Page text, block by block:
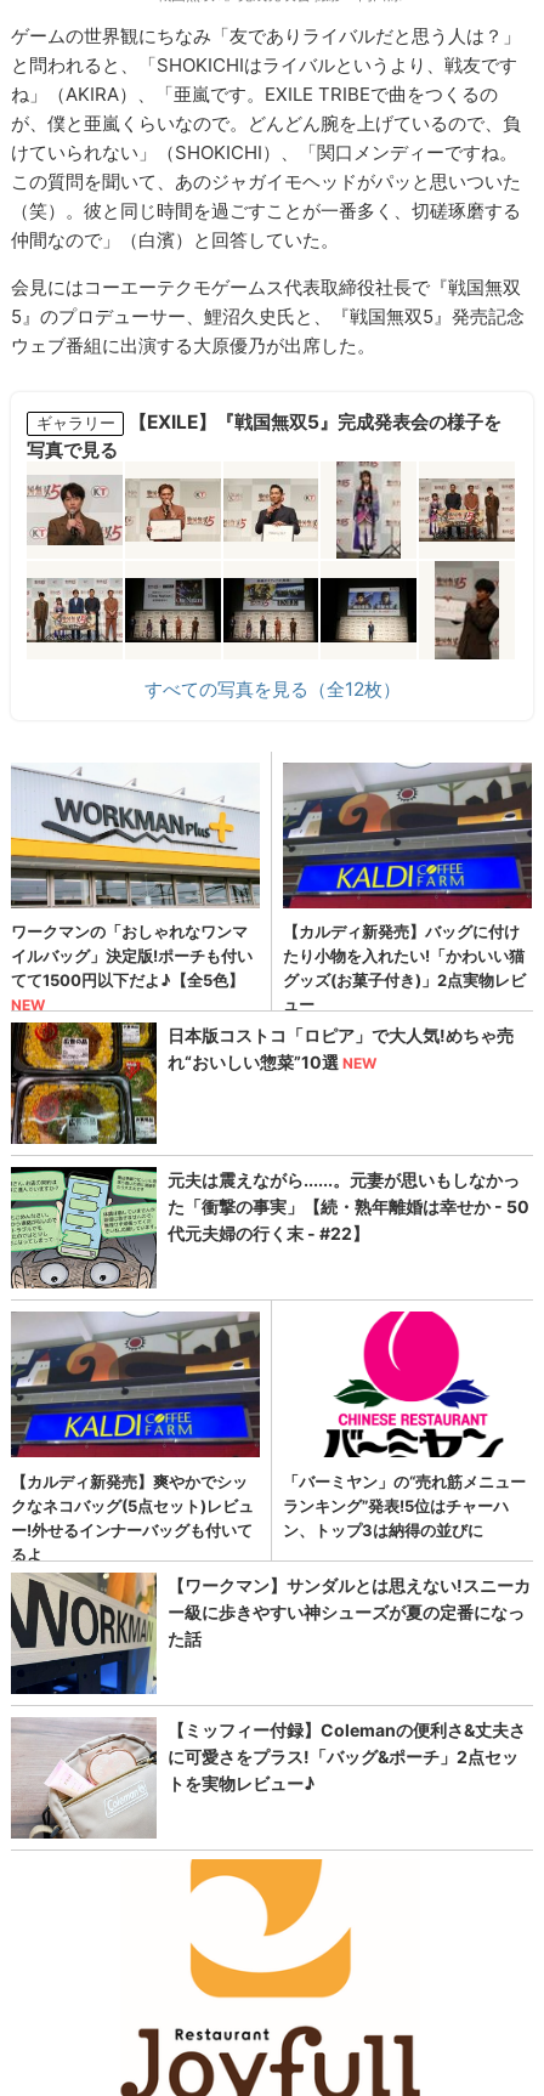
ゲームの世界観にちなみ「友でありライバルだと思う人は？」
と問われると、「SHOKICHIはライバルというより、戦友です
ね」（AKIRA）、「亜嵐です。EXILE TRIBEで曲をつくるの
が、僕と亜嵐くらいなので。どんどん腕を上げているので、負
けていられない」（SHOKICHI）、「関口メンディーですね。
この質問を聞いて、あのジャガイモヘッドがパッと思いついた
（笑）。彼と同じ時間を過ごすことが一番多く、切磋琢磨する
仲間なので」（白濱）と回答していた。
会見にはコーエーテクモゲームス代表取締役社長で『戦国無双
5』のプロデューサー、鯉沼久史氏と、『戦国無双5』発売記念
ウェブ番組に出演する大原優乃が出席した。
ギャラリー
【EXILE】『戦国無双5』完成発表会の様子を
写真で見る
すべての写真を見る（全12枚）